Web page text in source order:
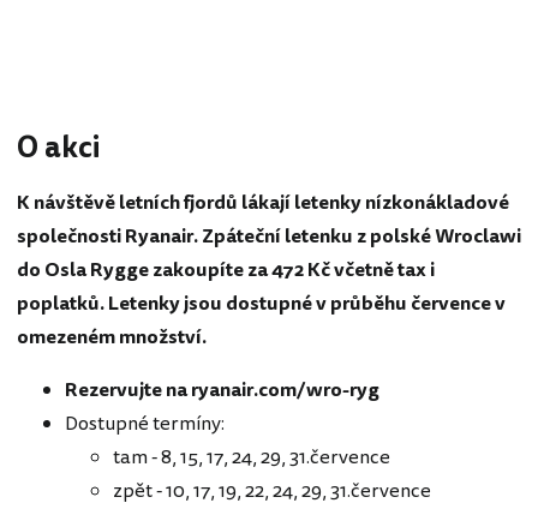
O akci
K návštěvě letních fjordů lákají letenky nízkonákladové
společnosti Ryanair. Zpáteční letenku z polské Wroclawi
do Osla Rygge zakoupíte za 472 Kč včetně tax i
poplatků. Letenky jsou dostupné v průběhu července v
omezeném množství.
Rezervujte na ryanair.com/wro-ryg
Dostupné termíny:
tam - 8, 15, 17, 24, 29, 31.července
zpět - 10, 17, 19, 22, 24, 29, 31.července